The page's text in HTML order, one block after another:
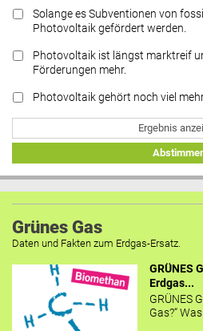
Solange es Subventionen von
Photovoltaik gefördert werden.
Photovoltaik ist längst marktreif
Förderungen mehr.
Photovoltaik gehört noch viel
Ergebnis
Grünes Gas
Daten und Fakten zum Erdgas-Ersatz.
GRÜNES
Erdgas...
GRÜNES
Gas?“